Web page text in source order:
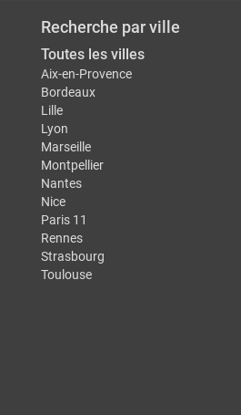
Recherche par ville
Toutes les villes
Aix-en-Provence
Bordeaux
Lille
Lyon
Marseille
Montpellier
Nantes
Nice
Paris 11
Rennes
Strasbourg
Toulouse